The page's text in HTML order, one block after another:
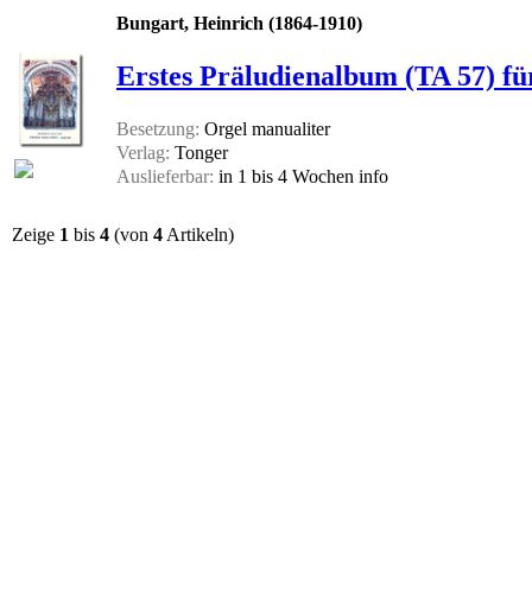
Bungart, Heinrich (1864-1910)
Erstes Präludienalbum (TA 57)
Besetzung: Orgel manualiter
Verlag: Tonger
Auslieferbar: in 1 bis 4 Wochen info
Zeige 1 bis 4 (von 4Artikeln)